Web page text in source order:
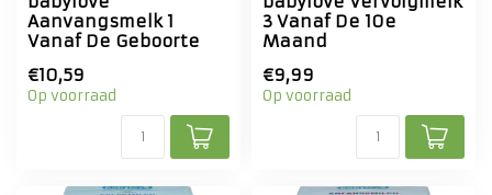
Aanvangsmelk 1
Vanaf De Geboorte
€10,59
Op voorraad
3 Vanaf De 10e
Maand
€9,99
Op voorraad